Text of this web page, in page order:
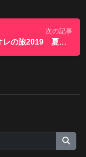
次の記事
『オレの旅2019 夏の琵琶湖～徳島～琵琶湖7days』